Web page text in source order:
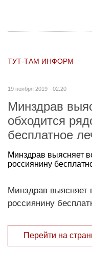
ТУТ-ТАМ ИНФОРМ
19 ноября 2019 - 02:20
Минздрав
обходится
бесплатное
Минздрав выясняет
россиянину
Минздрав выясняет
россиянину
Перейти на